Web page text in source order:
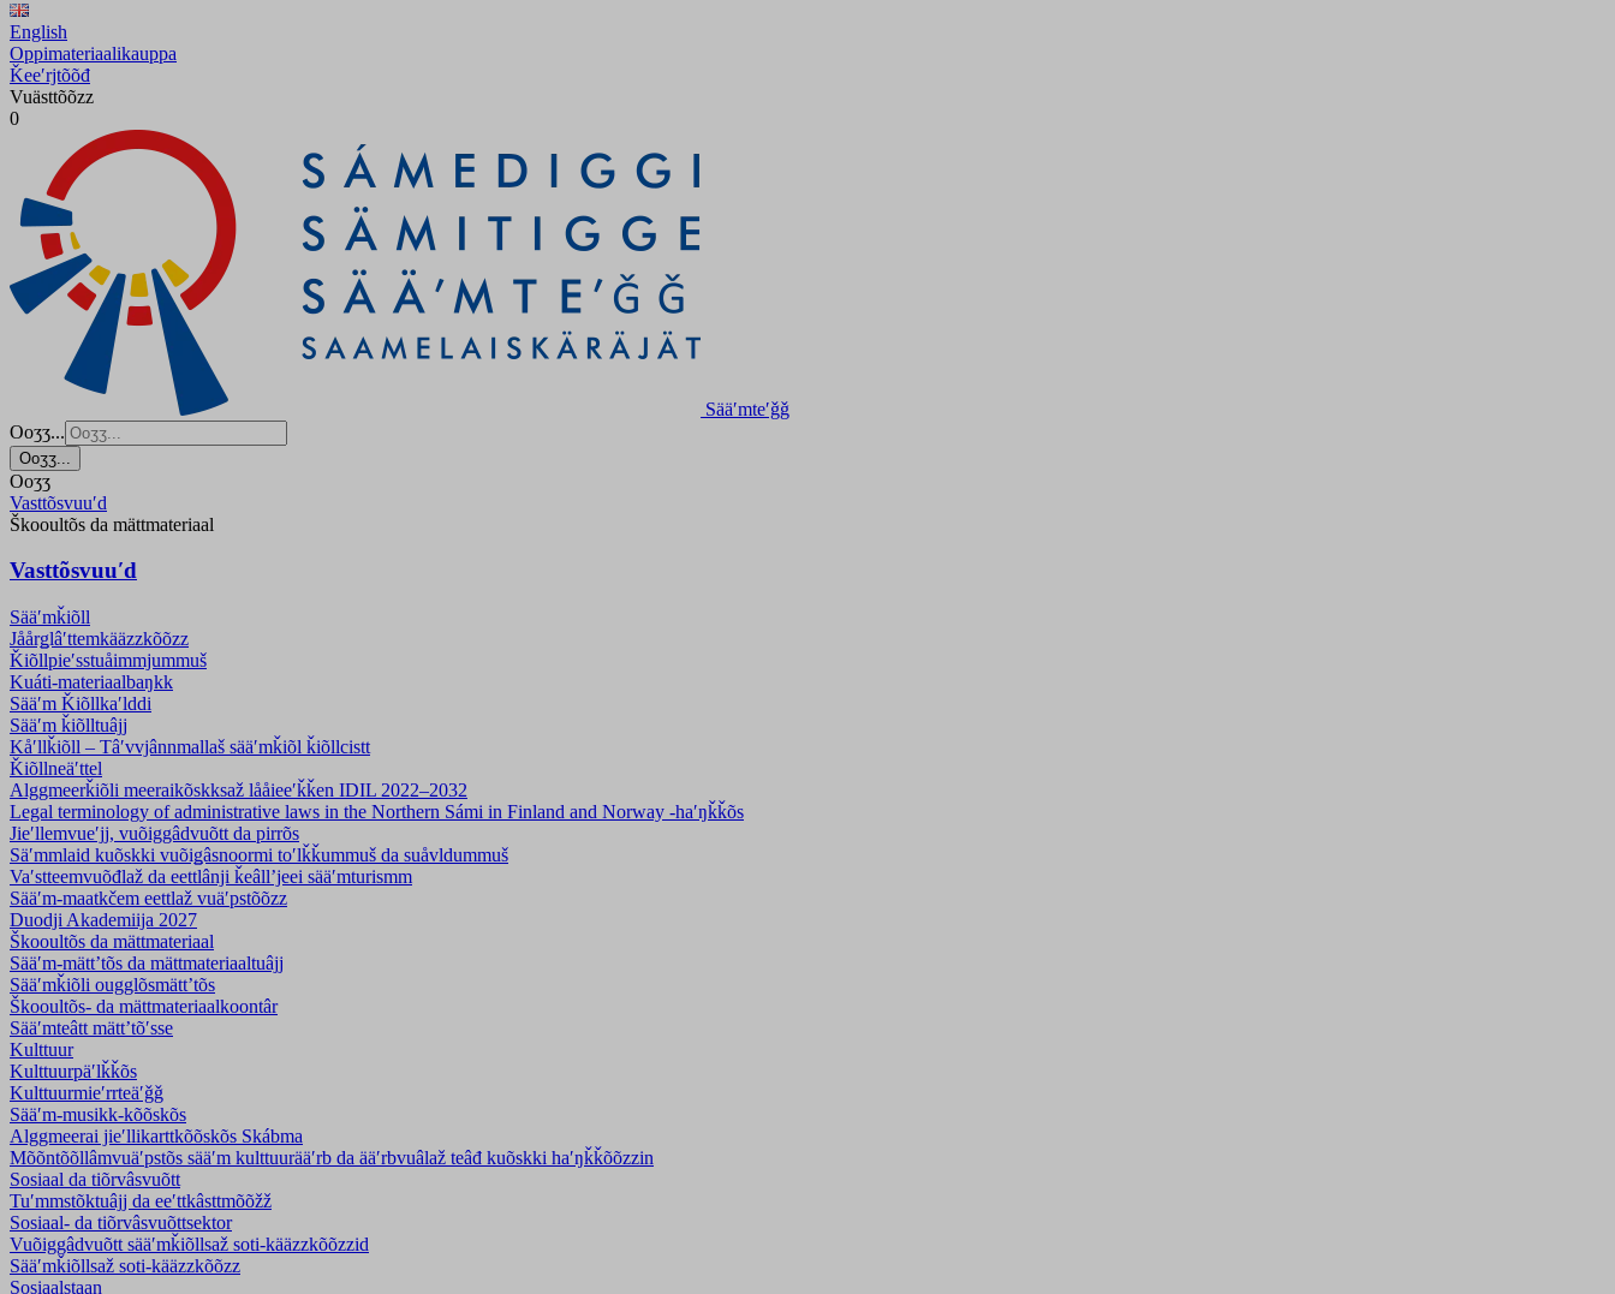
English
Oppimateriaalikauppa
Ǩeeʹrjtõõđ
Vuästtõõzz
0
Sääʹmteʹǧǧ
Ooʒʒ...
Ooʒʒ...
Ooʒʒ
Vasttõsvuuʹd
Škooultõs da mättmateriaal
Vasttõsvuuʹd
Sääʹmǩiõll
Jåårǥlâʹttemkääzzkõõzz
Ǩiõllpieʹss­tuåimmjummuš
Kuáti-materiaalbaŋkk
Sääʹm Ǩiõllkaʹlddi
Sääʹm ǩiõlltuâjj
Kåʹllǩiõll – Tâʹvvjânnmallaš sääʹmǩiõl ǩiõllcistt
Ǩiõllneäʹttel
Alggmeerǩiõli meeraikõskksaž lååieeʹǩǩen IDIL 2022–2032
Legal terminology of administrative laws in the Northern Sámi in Finland and Norway -haʹŋǩǩõs
Jieʹllemvueʹjj, vuõiggâdvuõtt da pirrõs
Säʹmmlaid kuõskki vuõiǥâsnoormi toʹlǩǩummuš da suåvldummuš
Vaʹstteemvuõđlaž da eettlânji ǩeâllʼjeei sääʹmturismm
Sääʹm-maatkčem eettlaž vuäʹpstõõzz
Duodji Akademiija 2027
Škooultõs da mättmateriaal
Sääʹm-mättʼtõs da mättmateriaaltuâjj
Sääʹmǩiõli ougglõsmättʼtõs
Škooultõs- da mättmateriaalkoontâr
Sääʹmteâtt mättʼtõʹsse
Kulttuur
Kulttuurpäʹlǩǩõs
Kulttuurmieʹrrteäʹǧǧ
Sääʹm-musikk-kõõskõs
Alggmeerai jieʹllikarttkõõskõs Skábma
Mõõntõõllâmvuäʹpstõs sääʹm kulttuurääʹrb da ääʹrbvuâlaž teâđ kuõskki haʹŋǩǩõõzzin
Sosiaal da tiõrvâsvuõtt
Tuʹmmstõktuâjj da eeʹttkâsttmõõžž
Sosiaal- da tiõrvâsvuõttsektor
Vuõiggâdvuõtt sääʹmǩiõllsaž soti-kääzzkõõzzid
Sääʹmǩiõllsaž soti-kääzzkõõzz
Sosiaalstaan